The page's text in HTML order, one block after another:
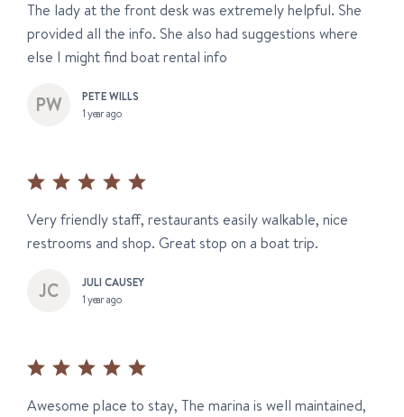
The lady at the front desk was extremely helpful. She
provided all the info. She also had suggestions where
else I might find boat rental info
PETE WILLS
1 year ago
Very friendly staff, restaurants easily walkable, nice
restrooms and shop. Great stop on a boat trip.
JULI CAUSEY
1 year ago
Awesome place to stay, The marina is well maintained,